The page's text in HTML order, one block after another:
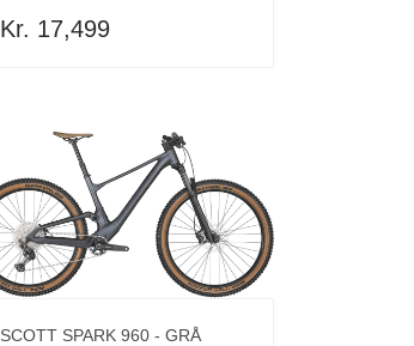
Kr. 17,499
SCOTT SPARK 960 - GRÅ